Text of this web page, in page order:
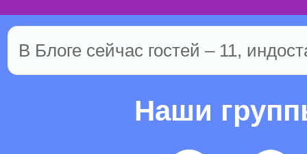
В Блоге сейчас гостей – 11,
Наши